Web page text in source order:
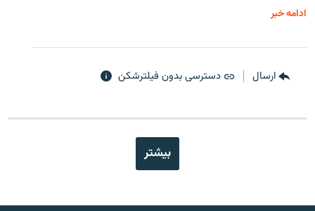
ادامه خبر
ارسال دسترسی بدون فیلترشکن
بیشتر